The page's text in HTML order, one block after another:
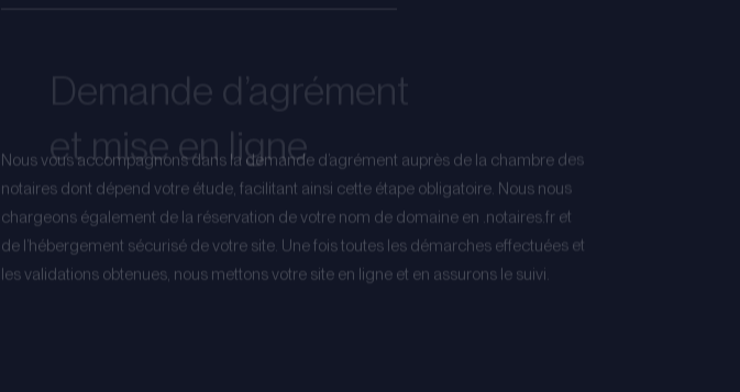
et mise en ligne
Nous vous accompagnons dans la demande d’agrément auprès de la chambre des
notaires dont dépend votre étude, facilitant ainsi cette étape obligatoire. Nous nous
chargeons également de la réservation de votre nom de domaine en .notaires.fr et
de l’hébergement sécurisé de votre site. Une fois toutes les démarches effectuées et
les validations obtenues, nous mettons votre site en ligne et en assurons le suivi.